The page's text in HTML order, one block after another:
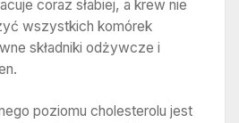
coraz słabiej, a krew nie
wszystkich komórek
składniki odżywcze i
poziomu cholesterolu jest